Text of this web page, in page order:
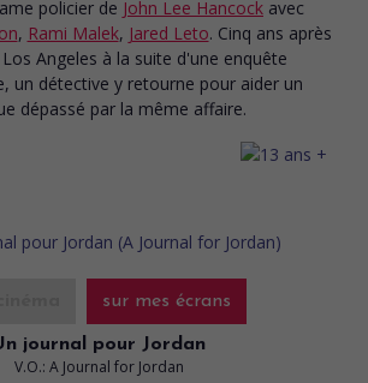
policier de John Lee Hancock avec
, Rami Malek, Jared Leto. Cinq ans après
Angeles à la suite d'une enquête
un détective y retourne pour aider un
dépassé par la même affaire.
sur mes écrans
journal pour Jordan
V.O.: A Journal for Jordan